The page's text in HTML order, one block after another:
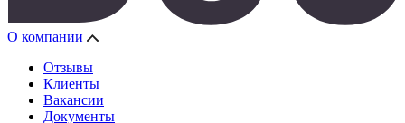
О компании
Отзывы
Клиенты
Вакансии
Документы